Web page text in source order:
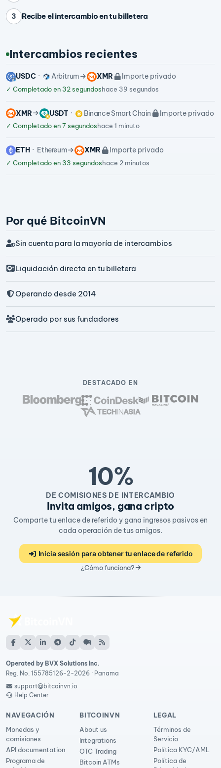
3 Recibe el intercambio en tu billetera
Intercambios recientes
USDC Arbitrum XMR Importe privado
✓ Completado en 32 segundoshace 39 segundos
XMR USDT Binance Smart Chain Importe privado
✓ Completado en 7 segundoshace 1 minuto
ETH Ethereum XMR Importe privado
✓ Completado en 33 segundoshace 2 minutos
Por qué BitcoinVN
Sin cuenta para la mayoría de intercambios
Liquidación directa en tu billetera
Operando desde 2014
Operado por sus fundadores
DESTACADO EN
10%
DE COMISIONES DE INTERCAMBIO
Invita amigos, gana cripto
Comparte tu enlace de referido y gana ingresos pasivos en
cada operación de tus amigos.
Inicia sesión para obtener tu enlace de referido
¿Cómo funciona?
Operated by BVX Solutions Inc.
Reg. No. 155785126-2-2026 · Panama
support@bitcoinvn.io
Help Center
NAVEGACIÓN
Monedas y
comisiones
API documentation
Programa de
BITCOINVN
About us
Integrations
OTC Trading
Bitcoin ATMs
LEGAL
Términos de
Servicio
Política KYC/AML
Política de